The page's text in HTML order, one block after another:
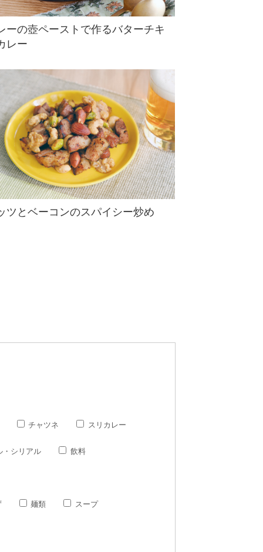
ーの壺ペーストで作るバターチキ
レー
ツとベーコンのスパイシー炒め
チャツネ スリカレー
・シリアル 飲料
麺類 スープ